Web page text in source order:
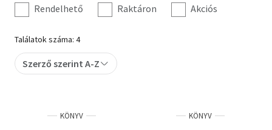
Irodalom
Művészet
Szakkönyv
Tankönyv, segédkönyv
Rendelhető
Raktáron Akciós
Találatok száma: 4
Szerző szerint A-Z
KÖNYV KÖNYV